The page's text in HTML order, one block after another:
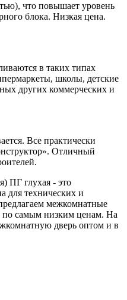
что повышает уровень
блока. Низкая цена.
в таких типах
школы, детские
других коммерческих и
Все практически
Отличный
ПГ глухая - это
для технических и
межкомнатные
по самым низким ценам. На
дверь оптом и в